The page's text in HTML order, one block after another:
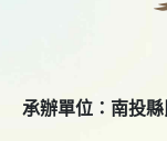
承辦單位：南投